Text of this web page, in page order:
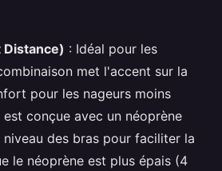
Distance) : Idéal pour les
met l'accent sur la
pour les nageurs moins
conçue avec un néoprène
des bras pour faciliter la
le néoprène est plus épais (4